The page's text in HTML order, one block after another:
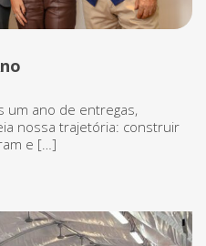
um ano de entregas,
nossa trajetória: construir
e […]